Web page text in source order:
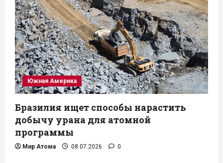
Южная Америка
Бразилия ищет способы нарастить
добычу урана для атомной
программы
Мир Атома 08.07.2026 0